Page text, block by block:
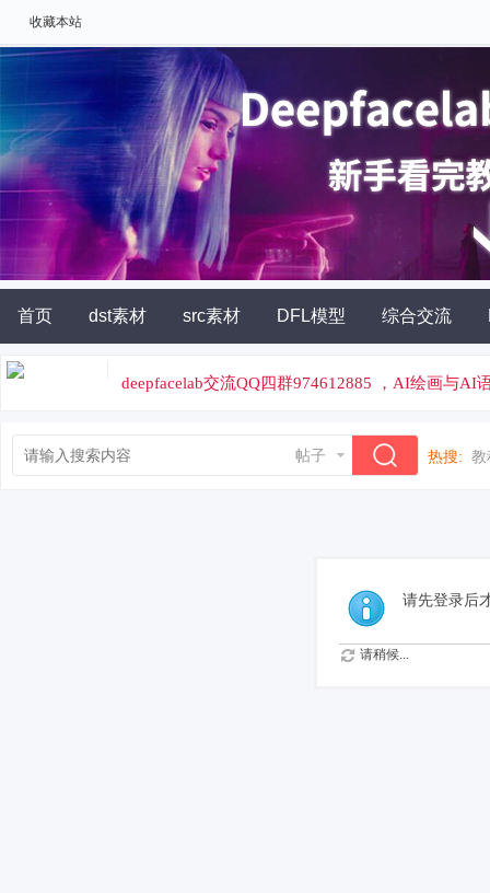
收藏本站
首页 dst素材 src素材 DFL模型 综合交流
AI角色扮演
deepfacelab交流QQ四群974612885 ，AI绘画与AI
帖子
热搜: 教
请先登录后
请稍候...